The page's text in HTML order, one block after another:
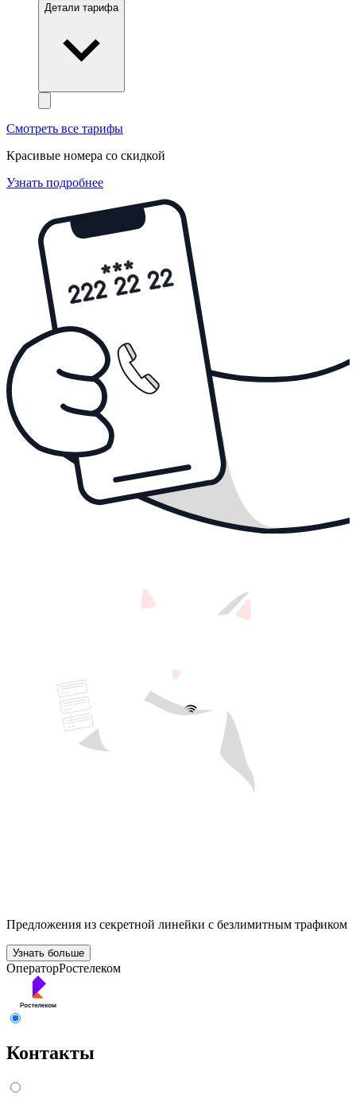
Детали тарифа
Смотреть все тарифы
Красивые номера со скидкой
Узнать подробнее
Предложения из секретной линейки с безлимитным трафиком
Узнать больше
ОператорРостелеком
Контакты